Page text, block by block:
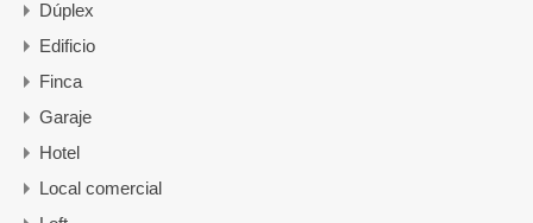
Dúplex
Edificio
Finca
Garaje
Hotel
Local comercial